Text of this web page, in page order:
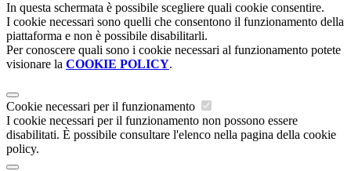
In questa schermata è possibile scegliere quali cookie consentire.
I cookie necessari sono quelli che consentono il funzionamento della
piattaforma e non è possibile disabilitarli.
Per conoscere quali sono i cookie necessari al funzionamento potete
visionare la COOKIE POLICY.
Cookie necessari per il funzionamento
I cookie necessari per il funzionamento non possono essere
disabilitati. È possibile consultare l'elenco nella pagina della cookie
policy.